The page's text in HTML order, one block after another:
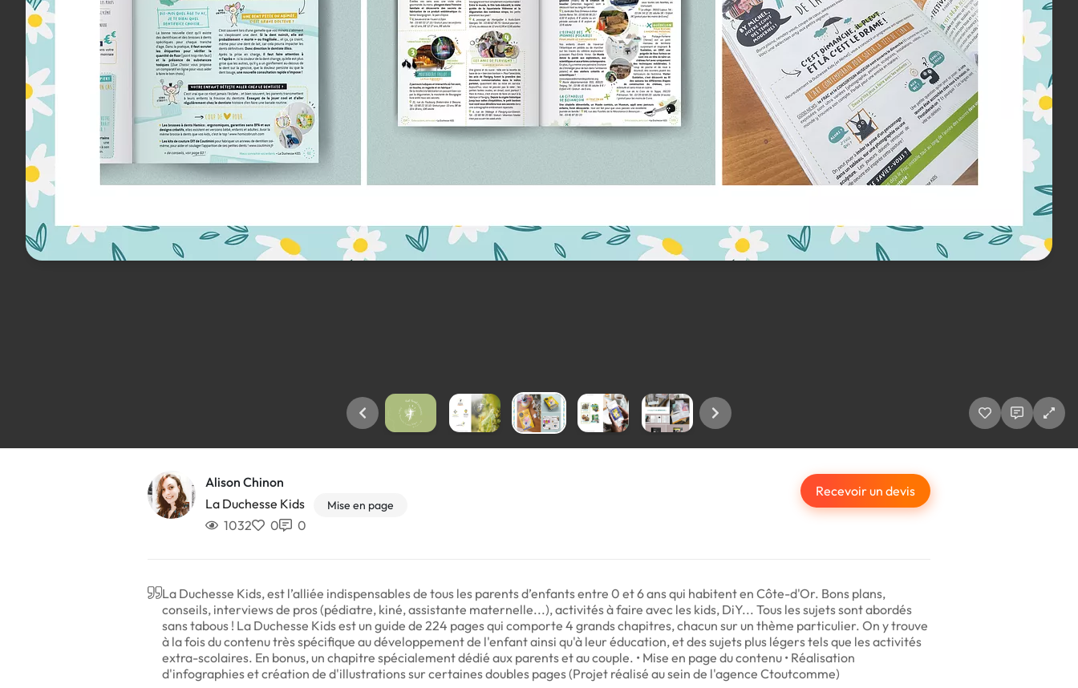
Alison Chinon
La Duchesse Kids
Mise en page
1032 0 0
Recevoir un devis
La Duchesse Kids, est l’alliée indispensables de tous les parents d’enfants entre 0 et 6 ans qui habitent en Côte-d'Or. Bons plans,
conseils, interviews de pros (pédiatre, kiné, assistante maternelle...), activités à faire avec les kids, DiY... Tous les sujets sont abordés
sans tabous ! La Duchesse Kids est un guide de 224 pages qui comporte 4 grands chapitres, chacun sur un thème particulier. On y trouve
à la fois du contenu très spécifique au développement de l'enfant ainsi qu'à leur éducation, et des sujets plus légers tels que les activités
extra-scolaires. En bonus, un chapitre spécialement dédié aux parents et au couple. • Mise en page du contenu • Réalisation
d'infographies et création de d'illustrations sur certaines doubles pages (Projet réalisé au sein de l'agence Ctoutcomme)